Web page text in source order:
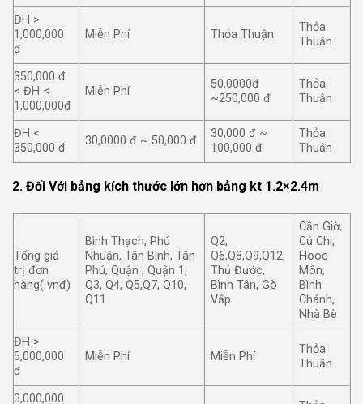
ĐH >
1,000,000
đ
Miễn Phí Thỏa Thuận
Thỏa
Thuận
350,000 đ
< ĐH <
1,000,000đ
Miễn Phí
50,0000đ
~250,000 đ
Thỏa
Thuận
ĐH <
350,000 đ
30,0000 đ ~ 50,000 đ
30,000 đ ~
100,000 đ
Thỏa
Thuận
2. Đối Với bảng kích thước lớn hơn bảng kt 1.2×2.4m
Tổng giá
trị đơn
hàng( vnđ)
Bình Thạch, Phú
Nhuận, Tân Bình, Tân
Phú, Quận , Quận 1,
Q3, Q4, Q5,Q7, Q10,
Q11
Q2,
Q6,Q8,Q9,Q12,
Thủ Đước,
Bình Tân, Gò
Vấp
Cần Giờ,
Củ Chi,
Hooc
Môn,
Bình
Chánh,
Nhà Bè
ĐH >
5,000,000
đ
Miễn Phí Miễn Phí
Thỏa
Thuận
3,000,000